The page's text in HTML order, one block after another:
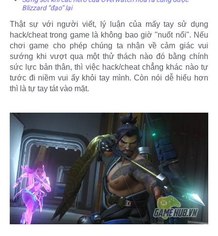
Blizzard “đạo” lại
Thật sự với người viết, lý luận của mấy tay sử dụng
hack/cheat trong game là không bao giờ "nuốt nổi". Nếu
chơi game cho phép chúng ta nhận về cảm giác vui
sướng khi vượt qua một thử thách nào đó bằng chính
sức lực bản thân, thì việc hack/cheat chẳng khác nào tự
tước đi niềm vui ấy khỏi tay mình. Còn nói dễ hiểu hơn
thì là tự tay tát vào mặt.